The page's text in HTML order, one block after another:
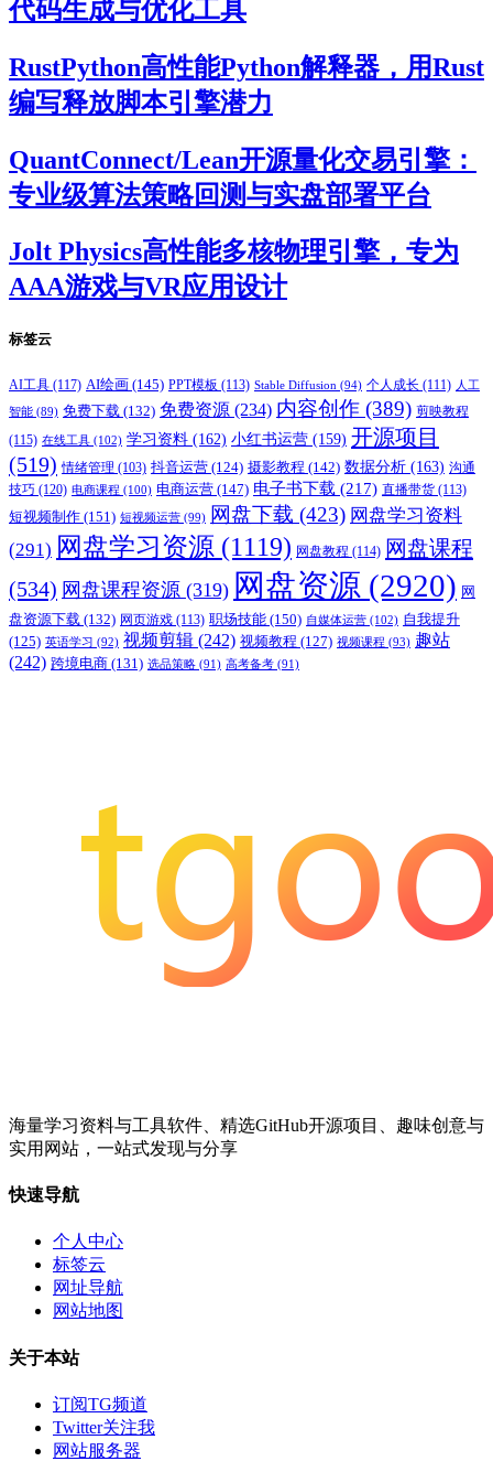
代码生成与优化工具
RustPython高性能Python解释器，用Rust
编写释放脚本引擎潜力
QuantConnect/Lean开源量化交易引擎：
专业级算法策略回测与实盘部署平台
Jolt Physics高性能多核物理引擎，专为
AAA游戏与VR应用设计
标签云
AI工具 (117) AI绘画 (145) PPT模板 (113) Stable Diffusion (94) 个人成长 (111) 人工
智能 (89) 免费下载 (132) 免费资源 (234) 内容创作 (389) 剪映教程
(115) 在线工具 (102) 学习资料 (162) 小红书运营 (159) 开源项目
(519) 情绪管理 (103) 抖音运营 (124) 摄影教程 (142) 数据分析 (163) 沟通
技巧 (120) 电商课程 (100) 电商运营 (147) 电子书下载 (217) 直播带货 (113)
短视频制作 (151) 短视频运营 (99) 网盘下载 (423) 网盘学习资料
(291) 网盘学习资源 (1119) 网盘教程 (114) 网盘课程
(534) 网盘课程资源 (319) 网盘资源 (2920) 网
盘资源下载 (132) 网页游戏 (113) 职场技能 (150) 自媒体运营 (102) 自我提升
(125) 英语学习 (92) 视频剪辑 (242) 视频教程 (127) 视频课程 (93) 趣站
(242) 跨境电商 (131) 选品策略 (91) 高考备考 (91)
海量学习资料与工具软件、精选GitHub开源项目、趣味创意与
实用网站，一站式发现与分享
快速导航
个人中心
标签云
网址导航
网站地图
关于本站
订阅TG频道
Twitter关注我
网站服务器